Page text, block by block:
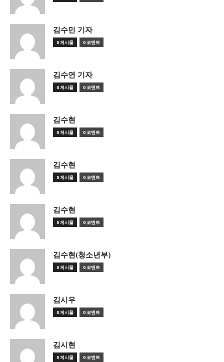
김수민 기자
0 게시물 0 코멘트
김수연 기자
0 게시물 0 코멘트
김수현
0 게시물 0 코멘트
김수현
0 게시물 0 코멘트
김수현
0 게시물 0 코멘트
김수현(청소년부)
0 게시물 0 코멘트
김시우
0 게시물 0 코멘트
김시현
0 게시물 0 코멘트